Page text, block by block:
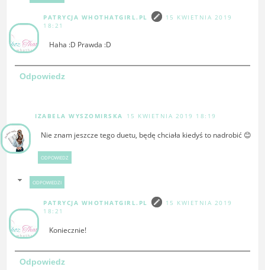
PATRYCJA WHOTHATGIRL.PL
15 KWIETNIA 2019
18:21
Haha :D Prawda :D
Odpowiedz
IZABELA WYSZOMIRSKA 15 KWIETNIA 2019 18:19
Nie znam jeszcze tego duetu, będę chciała kiedyś to nadrobić 😊
ODPOWIEDZ
ODPOWIEDZI
PATRYCJA WHOTHATGIRL.PL
15 KWIETNIA 2019
18:21
Koniecznie!
Odpowiedz